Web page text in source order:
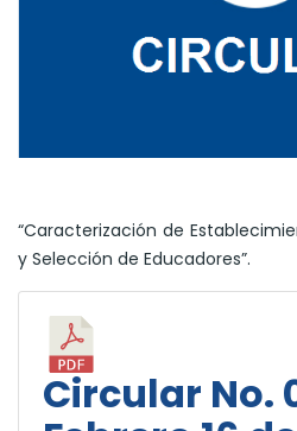
“Caracterización de
y Selección de Educadores”.
Circular No.